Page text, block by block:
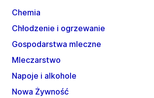
Chemia
Chłodzenie i ogrzewanie
Gospodarstwa mleczne
Mleczarstwo
Napoje i alkohole
Nowa Żywność